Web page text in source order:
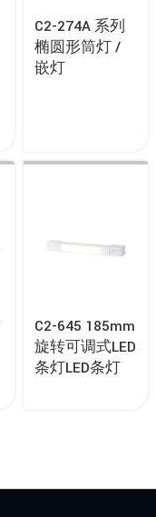
C2-274A 系列
椭圆形筒灯 /
嵌灯
C2-645 185mm
旋转可调式LED
条灯LED条灯